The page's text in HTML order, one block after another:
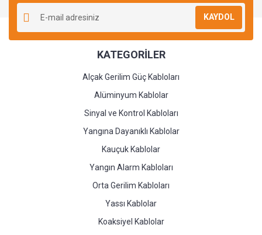
KAYDOL
KATEGORİLER
Alçak Gerilim Güç Kabloları
Alüminyum Kablolar
Sinyal ve Kontrol Kabloları
Yangına Dayanıklı Kablolar
Kauçuk Kablolar
Yangın Alarm Kabloları
Orta Gerilim Kabloları
Yassı Kablolar
Koaksiyel Kablolar